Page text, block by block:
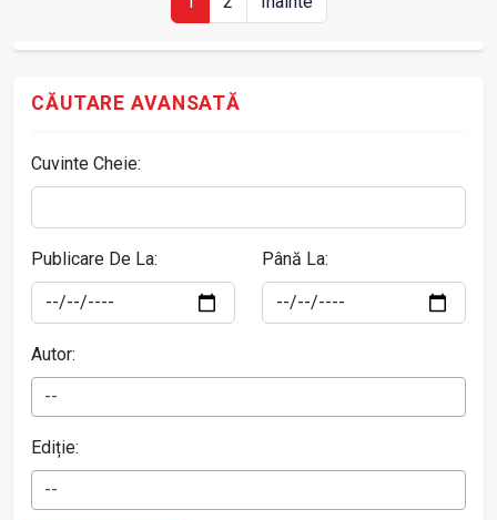
CĂUTARE AVANSATĂ
Cuvinte Cheie:
Publicare De La: Până La:
Autor:
--
Ediție:
--